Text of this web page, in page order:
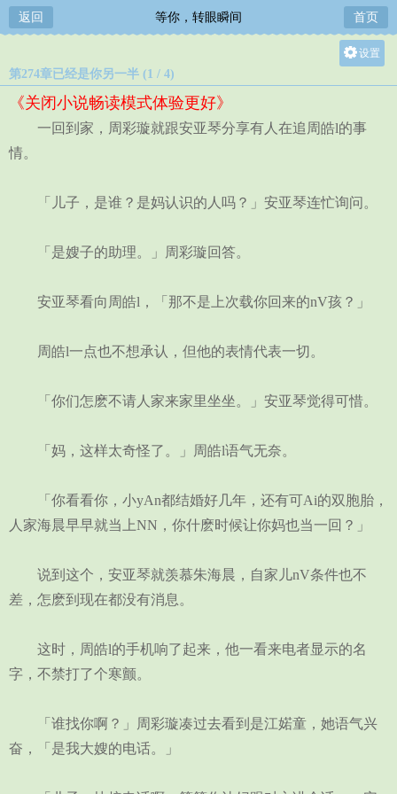
返回 等你，转眼瞬间 首页
设置
中
第274章已经是你另一半 (1 / 4)
《关闭小说畅读模式体验更好》
一回到家，周彩璇就跟安亚琴分享有人在追周皓l的事
情。
「儿子，是谁？是妈认识的人吗？」安亚琴连忙询问。
「是嫂子的助理。」周彩璇回答。
安亚琴看向周皓l，「那不是上次载你回来的nV孩？」
周皓l一点也不想承认，但他的表情代表一切。
「你们怎麽不请人家来家里坐坐。」安亚琴觉得可惜。
「妈，这样太奇怪了。」周皓l语气无奈。
「你看看你，小yAn都结婚好几年，还有可Ai的双胞胎，
人家海晨早早就当上NN，你什麽时候让你妈也当一回？」
说到这个，安亚琴就羡慕朱海晨，自家儿nV条件也不
差，怎麽到现在都没有消息。
这时，周皓l的手机响了起来，他一看来电者显示的名
字，不禁打了个寒颤。
「谁找你啊？」周彩璇凑过去看到是江婼童，她语气兴
奋，「是我大嫂的电话。」